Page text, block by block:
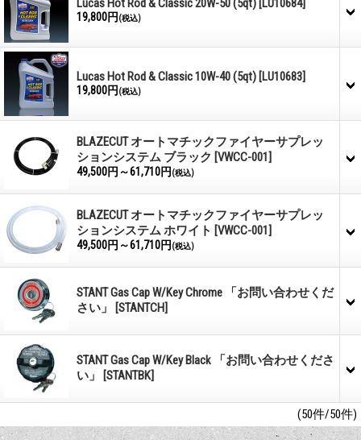
Lucas Hot Rod & Classic 20W-50 (5qt) [LU10684]
19,800円 (税込)
Lucas Hot Rod & Classic 10W-40 (5qt) [LU10683]
19,800円 (税込)
BLAZECUT オートマチックファイヤーサプレッ
ションシステム ブラック [VWCC-001]
49,500円～61,710円 (税込)
BLAZECUT オートマチックファイヤーサプレッ
ションシステム ホワイト [VWCC-001]
49,500円～61,710円 (税込)
STANT Gas Cap W/Key Chrome 「お問い合わせくだ
さい」
[STANTCH]
STANT Gas Cap W/Key Black 「お問い合わせくださ
い」
[STANTBK]
(50件/50件)